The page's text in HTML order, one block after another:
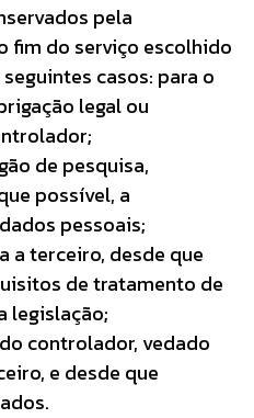
pela
fim do serviço escolhido
casos: para o
legal ou
de pesquisa,
possível, a
pessoais;
a terceiro, desde que
de tratamento de
legislação;
controlador, vedado
e desde que